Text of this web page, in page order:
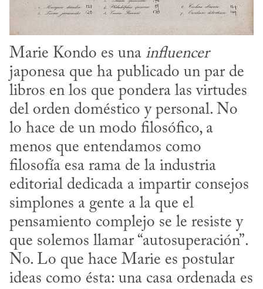
Marie Kondo es una influencer
japonesa que ha publicado un par de
libros en los que pondera las virtudes
del orden doméstico y personal. No
lo hace de un modo filosófico, a
menos que entendamos como
filosofía esa rama de la industria
editorial dedicada a impartir consejos
simplones a gente a la que el
pensamiento complejo se le resiste y
que solemos llamar “autosuperación”.
No. Lo que hace Marie es postular
ideas como ésta: una casa ordenada es